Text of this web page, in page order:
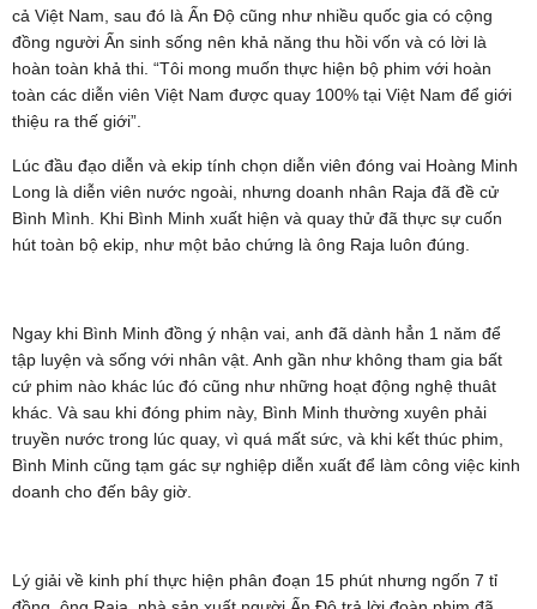
cả Việt Nam, sau đó là Ấn Độ cũng như nhiều quốc gia có cộng
đồng người Ấn sinh sống nên khả năng thu hồi vốn và có lời là
hoàn toàn khả thi. “Tôi mong muốn thực hiện bộ phim với hoàn
toàn các diễn viên Việt Nam được quay 100% tại Việt Nam để giới
thiệu ra thế giới”.
Lúc đầu đạo diễn và ekip tính chọn diễn viên đóng vai Hoàng Minh
Long là diễn viên nước ngoài, nhưng doanh nhân Raja đã đề cử
Bình Mình. Khi Bình Minh xuất hiện và quay thử đã thực sự cuốn
hút toàn bộ ekip, như một bảo chứng là ông Raja luôn đúng.
Ngay khi Bình Minh đồng ý nhận vai, anh đã dành hẳn 1 năm để
tập luyện và sống với nhân vật. Anh gần như không tham gia bất
cứ phim nào khác lúc đó cũng như những hoạt động nghệ thuât
khác. Và sau khi đóng phim này, Bình Minh thường xuyên phải
truyền nước trong lúc quay, vì quá mất sức, và khi kết thúc phim,
Bình Minh cũng tạm gác sự nghiệp diễn xuất để làm công việc kinh
doanh cho đến bây giờ.
Lý giải về kinh phí thực hiện phân đoạn 15 phút nhưng ngốn 7 tỉ